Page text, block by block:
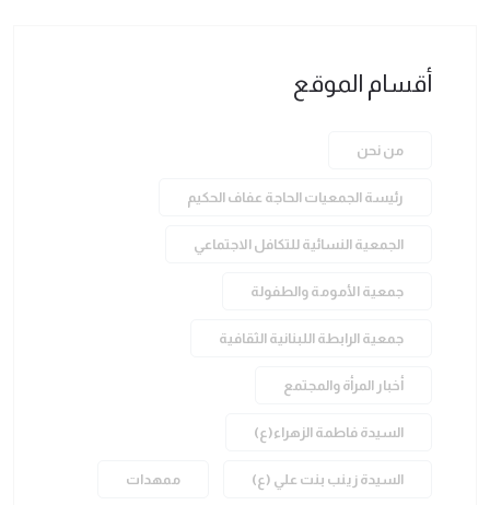
أقسام الموقع
من نحن
رئيسة الجمعيات الحاجة عفاف الحكيم
الجمعية النسائية للتكافل الاجتماعي
جمعية الأمومة والطفولة
جمعية الرابطة اللبنانية الثقافية
أخبار المرأة والمجتمع
السيدة فاطمة الزهراء(ع)
السيدة زينب بنت علي (ع) ممهدات